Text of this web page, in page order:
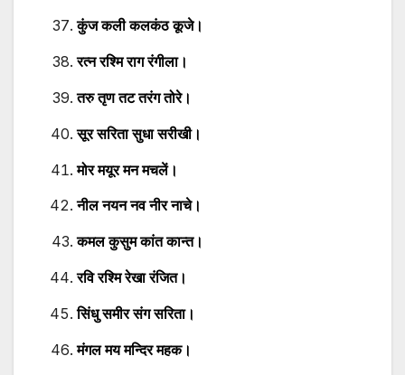
कुंज कली कलकंठ कूजे।
रत्न रश्मि राग रंगीला।
तरु तृण तट तरंग तोरे।
सूर सरिता सुधा सरीखी।
मोर मयूर मन मचलें।
नील नयन नव नीर नाचे।
कमल कुसुम कांत कान्त।
रवि रश्मि रेखा रंजित।
सिंधु समीर संग सरिता।
मंगल मय मन्दिर महक।